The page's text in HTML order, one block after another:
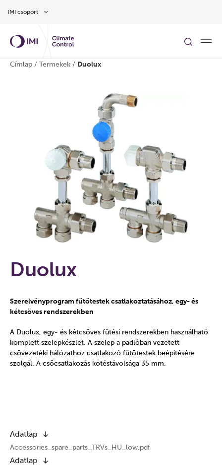
IMI csoport
Címlap / Termekek / Duolux
Duolux
Szerelvényprogram fűtőtestek csatlakoztatásához, egy- és
kétcsöves rendszerekben
A Duolux, egy- és kétcsöves fűtési rendszerekben használható
komplett szelepkészlet. A szelep a padlóban vezetett
csővezetéki hálózathoz csatlakozó fűtőtestek beépítésére
szolgál. A csőcsatlakozás kötéstávolsága 35 mm.
Adatlap
Accessories_spare_parts_TRVs_HU_low.pdf
Adatlap